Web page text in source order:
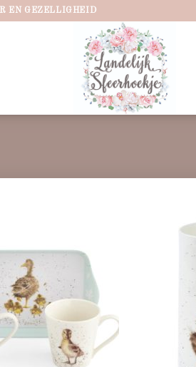
EN GEZELLIGHEID